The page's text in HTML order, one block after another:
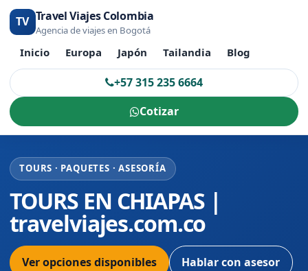
TV Travel Viajes Colombia
Agencia de viajes en Bogotá
Inicio Europa Japón Tailandia Blog
+57 315 235 6664
Cotizar
TOURS · PAQUETES · ASESORÍA
TOURS EN CHIAPAS |
travelviajes.com.co
Ver opciones disponibles Hablar con asesor